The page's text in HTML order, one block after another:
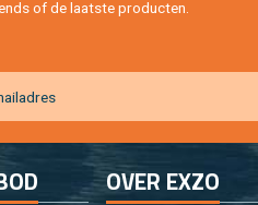
of de laat­ste pro­duc­ten.
OVER EXZO